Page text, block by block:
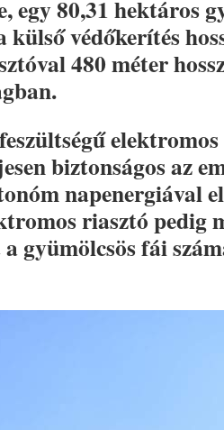
egy 80,31 hektáros
védőkerítés
480 méter
biztonságos az
napenergiával
riasztó pedig
gyümölcsös fái